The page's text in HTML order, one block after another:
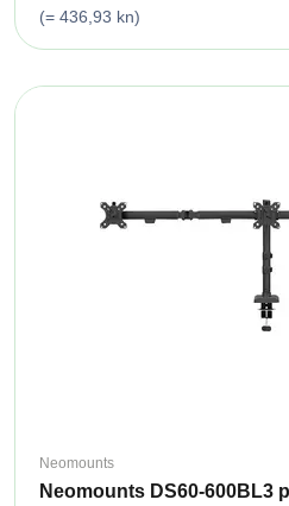
(= 436,93 kn)
Neomounts
Neomounts DS60-600BL3